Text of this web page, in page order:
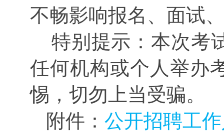
不畅影响报名、面试
特别提示：本次考
任何机构或个人举办
惕，切勿上当受骗。
附件： 公开招聘工